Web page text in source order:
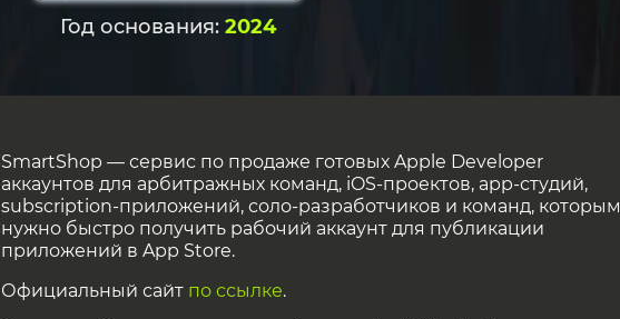
Год основания: 2024
SmartShop — сервис по продаже готовых Apple Developer
аккаунтов для арбитражных команд, iOS-проектов, app-студий,
subscription-приложений, соло-разработчиков и команд, которым
нужно быстро получить рабочий аккаунт для публикации
приложений в App Store.
Официальный сайт по ссылке.